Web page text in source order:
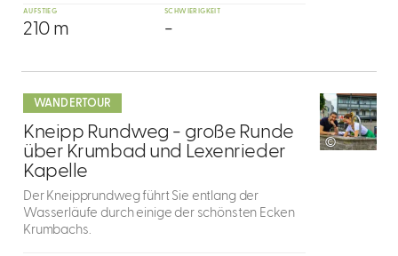
AUFSTIEG
210 m
SCHWIERIGKEIT
-
WANDERTOUR
6
Kneipp Rundweg - große Runde
über Krumbad und Lexenrieder
Kapelle
©
Der Kneipprundweg führt Sie entlang der
Wasserläufe durch einige der schönsten Ecken
Krumbachs.
dazu